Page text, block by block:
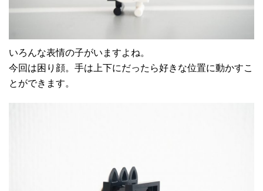
いろんな表情の子がいますよね。
今回は困り顔。手は上下にだったら好きな位置に動かすこ
とができます。